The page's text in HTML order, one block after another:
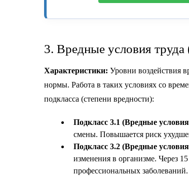
3. Вредные условия труда
Характеристики: Уровни воздействия
нормы. Работа в таких условиях со
подкласса (степени вредности):
Подкласс 3.1 (Вредные
смены. Повышается риск
Подкласс 3.2 (Вредные
изменения в организме. Через
профессиональных заболеваний.